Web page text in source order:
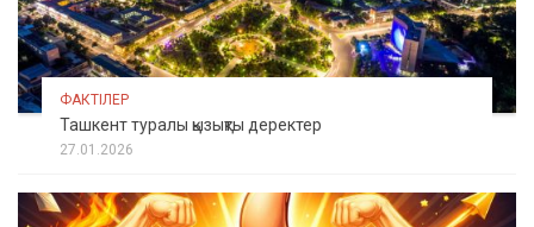
ФАКТІЛЕР
Ташкент туралы қызықты деректер
27.01.2026